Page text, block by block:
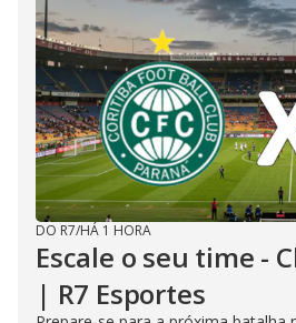
DO R7/HÁ 1 HORA
Escale o seu time -
| R7 Esportes